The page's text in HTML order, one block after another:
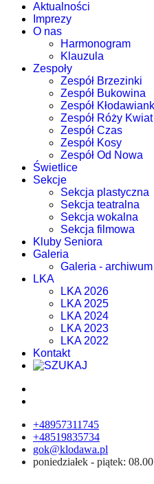
Aktualności
Imprezy
O nas
Harmonogram
Klauzula
Zespoły
Zespół Brzezinki
Zespół Bukowina
Zespół
Zespół Róży Kwiat
Zespół Czas
Zespół Kosy
Zespół Od Nowa
Świetlice
Sekcje
Sekcja plastyczna
Sekcja teatralna
Sekcja wokalna
Sekcja filmowa
Kluby Seniora
Galeria
Galeria - archiwum
LKA
LKA 2026
LKA 2025
LKA 2024
LKA 2023
LKA 2022
Kontakt
+48957311745
+48519835734
gok@klodawa.pl
poniedziałek - piątek: